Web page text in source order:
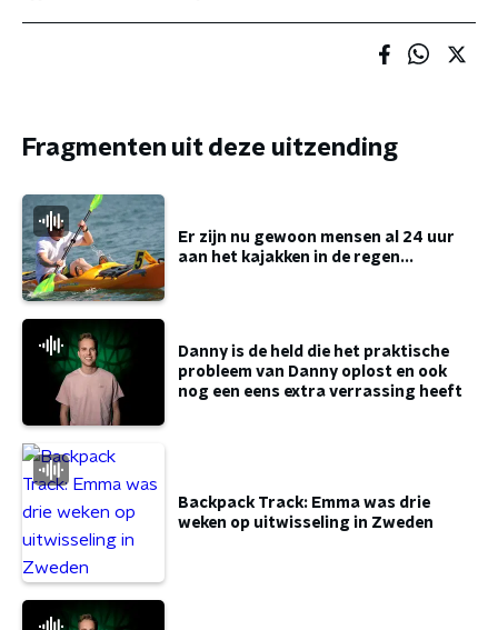
Fragmenten uit deze uitzending
Er zijn nu gewoon mensen al 24 uur
aan het kajakken in de regen...
Danny is de held die het praktische
probleem van Danny oplost en ook
nog een eens extra verrassing heeft
Backpack Track: Emma was drie
weken op uitwisseling in Zweden